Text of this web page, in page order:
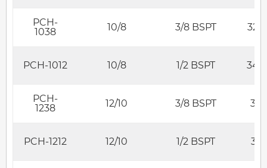
PCH-
1038
10/8 3/8 BSPT 32.5
PCH-1012 10/8 1/2 BSPT 34.5
PCH-
1238
12/10 3/8 BSPT 34
PCH-1212 12/10 1/2 BSPT 36